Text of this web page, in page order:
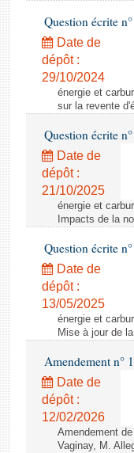
Question écrite
Date de
dépôt :
29/10/2024
énergie et
sur la revente
Question écrite
Date de
dépôt :
21/10/2025
énergie et
Impacts de la
Question écrite
Date de
dépôt :
13/05/2025
énergie et
Mise à jour de
Amendement n°
Date de
dépôt :
12/02/2026
Amendement
Vaginay, M.